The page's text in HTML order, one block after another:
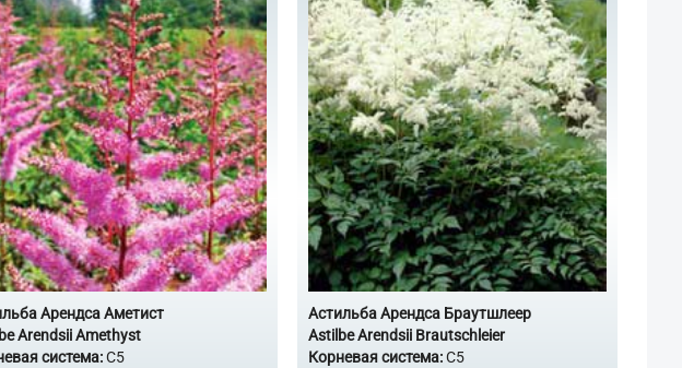
Арендса Аметист
Arendsii Amethyst
система:С5
Астильба Арендса Браутшлеер
Astilbe Arendsii Brautschleier
Корневая система:С5